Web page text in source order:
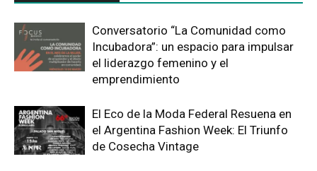
Conversatorio “La Comunidad como
Incubadora”: un espacio para impulsar
el liderazgo femenino y el
emprendimiento
El Eco de la Moda Federal Resuena en
el Argentina Fashion Week: El Triunfo
de Cosecha Vintage